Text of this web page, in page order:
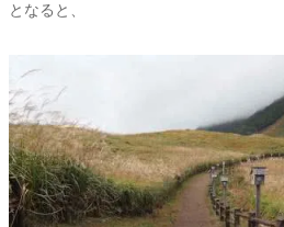
となると、